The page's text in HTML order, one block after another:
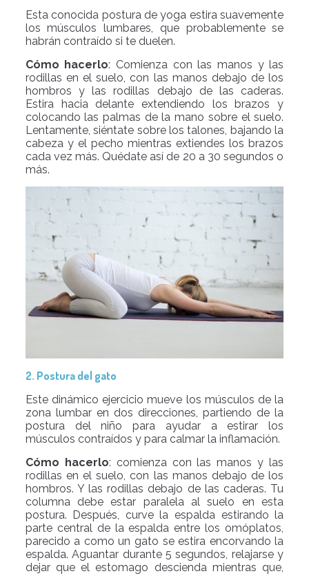
Esta conocida postura de yoga estira suavemente
los músculos lumbares, que probablemente se
habrán contraído si te duelen.
Cómo hacerlo: Comienza con las manos y las
rodillas en el suelo, con las manos debajo de los
hombros y las rodillas debajo de las caderas.
Estira hacia delante extendiendo los brazos y
colocando las palmas de la mano sobre el suelo.
Lentamente, siéntate sobre los talones, bajando la
cabeza y el pecho mientras extiendes los brazos
cada vez más. Quédate así de 20 a 30 segundos o
más.
2. Postura del gato
Este dinámico ejercicio mueve los músculos de la
zona lumbar en dos direcciones, partiendo de la
postura del niño para ayudar a estirar los
músculos contraídos y para calmar la inflamación.
Cómo hacerlo: comienza con las manos y las
rodillas en el suelo, con las manos debajo de los
hombros. Y las rodillas debajo de las caderas. Tu
columna debe estar paralela al suelo en esta
postura. Después, curve la espalda estirando la
parte central de la espalda entre los omóplatos,
parecido a como un gato se estira encorvando la
espalda. Aguantar durante 5 segundos, relajarse y
dejar que el estomago descienda mientras que,